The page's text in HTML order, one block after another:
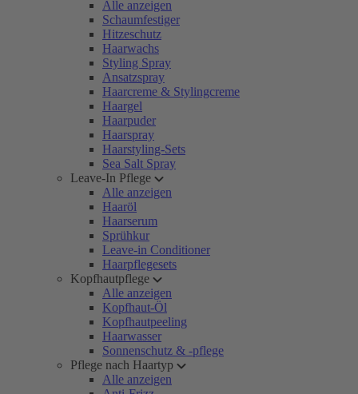
Alle anzeigen
Schaumfestiger
Hitzeschutz
Haarwachs
Styling Spray
Ansatzspray
Haarcreme & Stylingcreme
Haargel
Haarpuder
Haarspray
Haarstyling-Sets
Sea Salt Spray
Leave-In Pflege
Alle anzeigen
Haaröl
Haarserum
Sprühkur
Leave-in Conditioner
Haarpflegesets
Kopfhautpflege
Alle anzeigen
Kopfhaut-Öl
Kopfhautpeeling
Haarwasser
Sonnenschutz & -pflege
Pflege nach Haartyp
Alle anzeigen